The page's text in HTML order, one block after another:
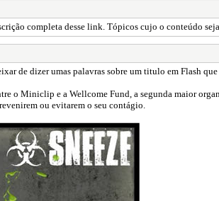
completa desse link. Tópicos cujo o conteúdo
de dizer umas palavras sobre um titulo em Flash
o Miniclip e a Wellcome Fund, a segunda maior
ou evitarem o seu contágio.